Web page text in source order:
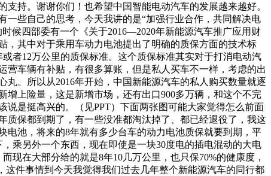
持。谢谢你们！也希望中国智能电动汽车的发展越来越好。
些自己的思考，今天我讲的是“加强行业合作，共同解决电
候四部委有一个《关于2016—2020年新能源汽车推广应用财
，其中对于乘用车动力电池提出了明确的质保方面的技术标
者12万公里的质保标准。这个质保标准其实对于打消电动汽
车辆有补贴，有很多算账，但是私人买车不一样，考虑的出
。所以从2016年开始，中国新能源汽车的私人购买数量就逐
上险量，这是新增市场，还有出口900多万辆，和这个不完
是挺高兴的。（见PPT）下面两张图可能大家觉得怎么前面
质保都到期了，有一些没准都淘汰掉了、都已经退役了，我这
池，将来的8年就有多少台车的动力电池质保就要到期，平
乘另外一个东西，现在即使是一块30度电的插电混动的大电
现在大部分给的就是8年10几万公里，也只保70%的健康度，
件事情到今天我觉得我们过去几年整个新能源汽车的同行都